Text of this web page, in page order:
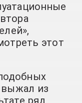
этот
выжал из
ряд